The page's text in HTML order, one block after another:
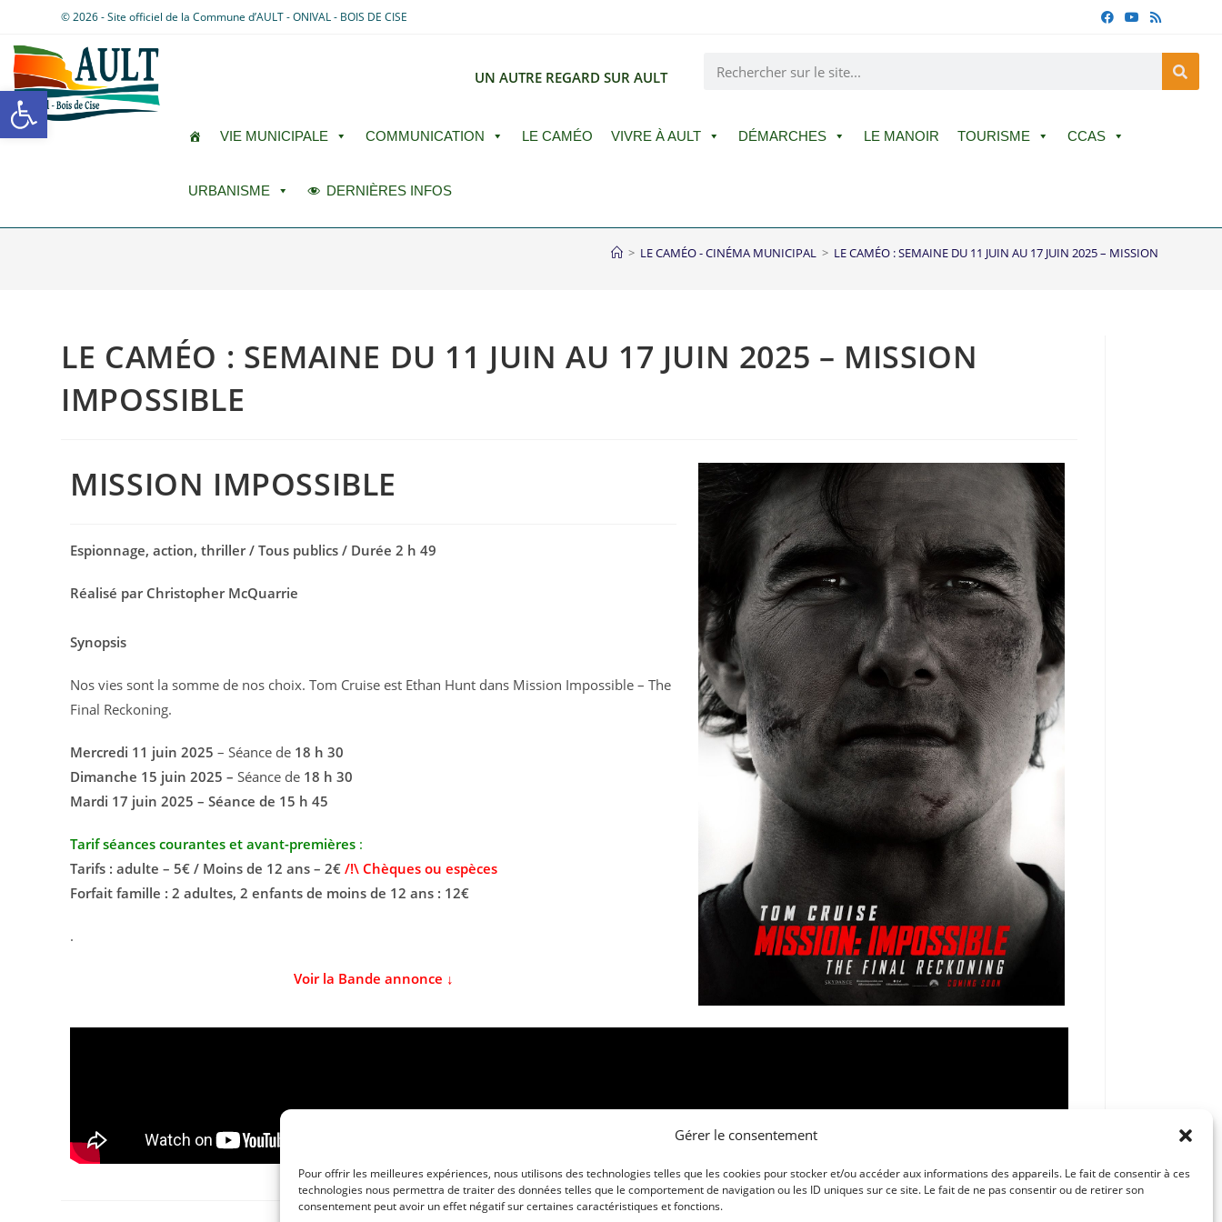
Ouvrir la barre d’outils
Gérer le consentement
Pour offrir les meilleures expériences, nous utilisons des technologies telles que les cookies pour stocker et/ou accéder aux informations des appareils. Le fait de consentir à ces
technologies nous permettra de traiter des données telles que le comportement de navigation ou les ID uniques sur ce site. Le fait de ne pas consentir ou de retirer son
consentement peut avoir un effet négatif sur certaines caractéristiques et fonctions.
© 2026 - Site officiel de la Commune d’AULT - ONIVAL - BOIS DE CISE
UN AUTRE REGARD SUR AULT
VIE MUNICIPALE COMMUNICATION LE CAMÉO VIVRE À AULT DÉMARCHES LE MANOIR TOURISME CCAS
URBANISME DERNIÈRES INFOS
> LE CAMÉO - CINÉMA MUNICIPAL > LE CAMÉO : SEMAINE DU 11 JUIN AU 17 JUIN 2025 – MISSION
LE CAMÉO : SEMAINE DU 11 JUIN AU 17 JUIN 2025 – MISSION
IMPOSSIBLE
MISSION IMPOSSIBLE
Espionnage, action, thriller / Tous publics / Durée 2 h 49
Réalisé par Christopher McQuarrie
Synopsis
Nos vies sont la somme de nos choix. Tom Cruise est Ethan Hunt dans Mission Impossible – The
Final Reckoning.
Mercredi 11 juin2025 – Séance de 18 h 30
Dimanche 15 juin 2025 –Séance de 18 h 30
Mardi 17 juin 2025 – Séance de 15 h 45
Tarif séances courantes et avant-premières :
Tarifs : adulte – 5€ / Moins de 12 ans – 2€/!\ Chèques ou espèces
Forfait famille : 2 adultes, 2 enfants de moins de 12 ans : 12€
.
Voir la Bande annonce ↓